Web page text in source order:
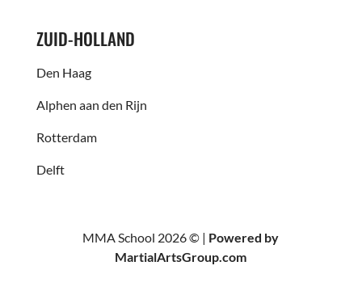
ZUID-HOLLAND
Den Haag
Alphen aan den Rijn
Rotterdam
Delft
MMA School 2026 © | Powered by
MartialArtsGroup.com